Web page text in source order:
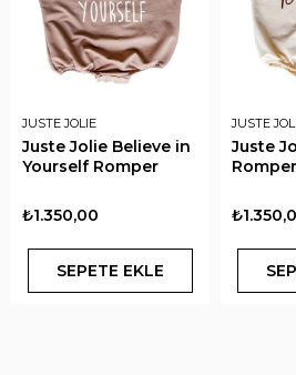
JUSTE JOLIE
Juste Jolie Believe in
Yourself Romper
₺1.350,00
SEPETE EKLE
JUSTE
Juste
Romper